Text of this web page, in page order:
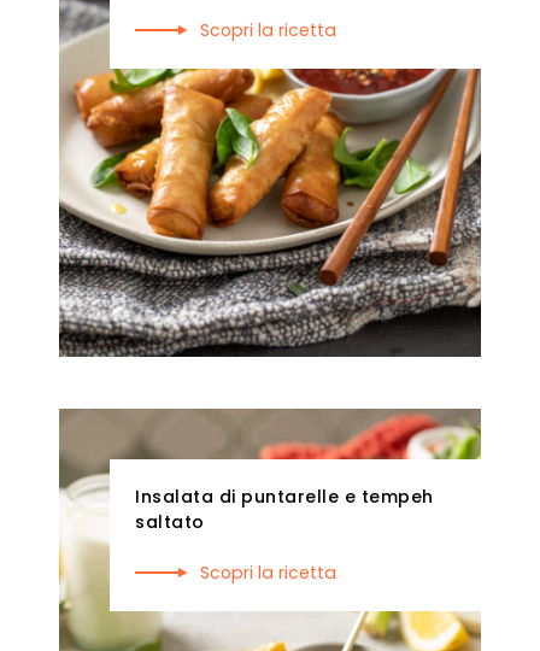
Scopri la ricetta
Insalata di puntarelle e tempeh
saltato
Scopri la ricetta